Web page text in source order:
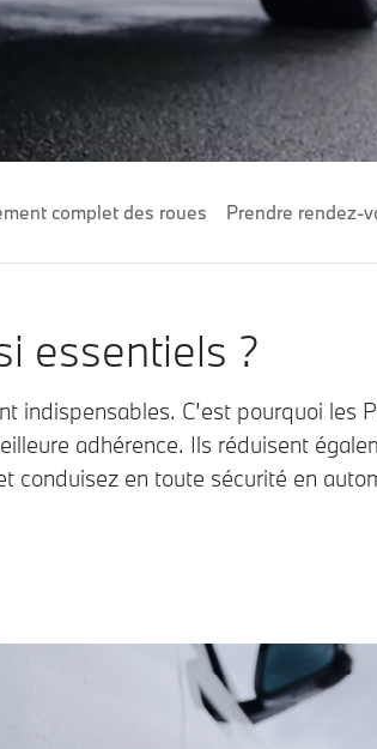
complet des roues Prendre rendez-
essentiels ?
indispensables. C’est pourquoi les
adhérence. Ils réduisent
conduisez en toute sécurité en